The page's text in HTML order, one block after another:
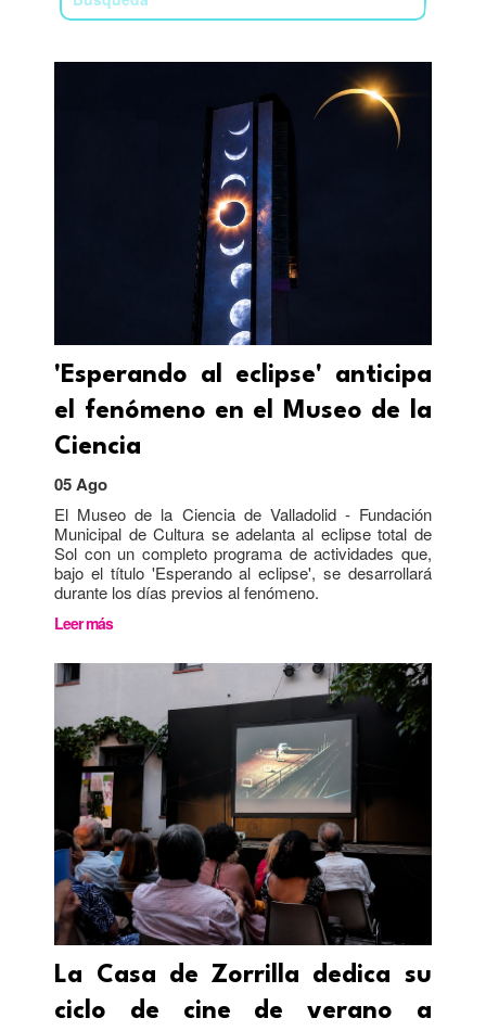
'Esperando al eclipse' anticipa
el fenómeno en el Museo de la
Ciencia
05 Ago
El Museo de la Ciencia de Valladolid - Fundación
Municipal de Cultura se adelanta al eclipse total de
Sol con un completo programa de actividades que,
bajo el título 'Esperando al eclipse', se desarrollará
durante los días previos al fenómeno.
Leer más
La Casa de Zorrilla dedica su
ciclo de cine de verano a